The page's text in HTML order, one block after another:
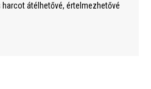
átélhetővé, értelmezhetővé